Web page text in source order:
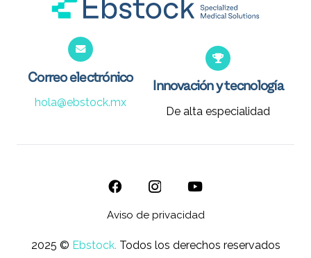
Correo electrónico
hola@ebstock.mx
Innovación y tecnología
De alta especialidad
Aviso de privacidad
2025 © Ebstock. Todos los derechos reservados